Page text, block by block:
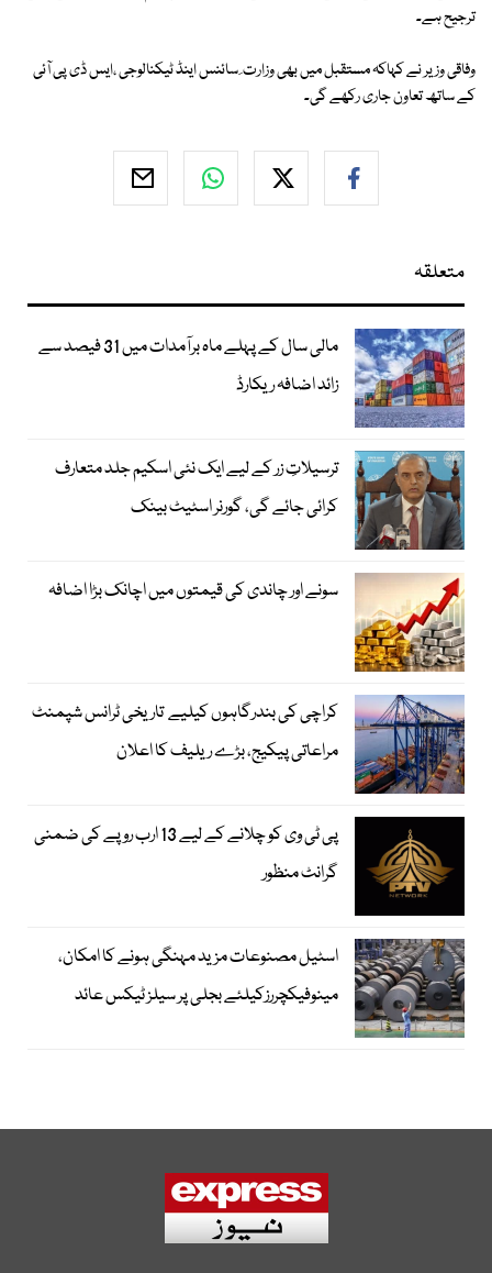
ترجیح ہے۔
وفاقی وزیر نے کہاکہ مستقبل میں بھی وزارت ِ سائنس اینڈ ٹیکنالوجی ،ایس ڈی پی آئی
کے ساتھ تعاون جاری رکھے گی۔
متعلقہ
مالی سال کے پہلے ماہ برآمدات میں 31 فیصد سے
زائد اضافہ ریکارڈ
ترسیلاتِ زر کے لیے ایک نئی اسکیم جلد متعارف
کرائی جائے گی، گورنر اسٹیٹ بینک
سونے اور چاندی کی قیمتوں میں اچانک بڑا اضافہ
کراچی کی بندرگاہوں کیلیے تاریخی ٹرانس شپمنٹ
مراعاتی پیکیج، بڑے ریلیف کا اعلان
پی ٹی وی کو چلانے کے لیے 13 ارب روپے کی ضمنی
گرانٹ منظور
اسٹیل مصنوعات مزید مہنگی ہونے کا امکان،
مینوفیکچررزکیلئے بجلی پر سیلز ٹیکس عائد